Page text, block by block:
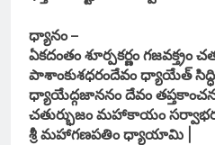
ధ్యానం –
ఏకదంతం శూర్పకర్ణం గజవక్త్రం
పాశాంకుశధరందేవం ధ్యాయేత్
ధ్యాయేద్గజాననం దేవం తప్తకాంచన
చతుర్భుజం మహాకాయం
శ్రీ మహాగణపతిం ధ్యాయామి |